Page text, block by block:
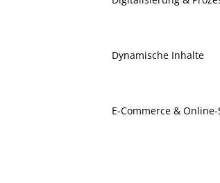
Dynamische Inhalte
E-Commerce & Online-